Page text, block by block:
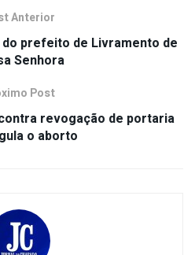
Anterior
prefeito de Livramento de
Senhora
Post
revogação de portaria
o aborto